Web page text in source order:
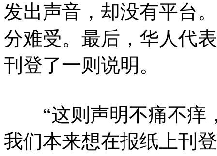
发出声音，却没有平台
分难受。最后，华人代
刊登了一则说明。
“这则声明不痛不痒
我们本来想在报纸上刊